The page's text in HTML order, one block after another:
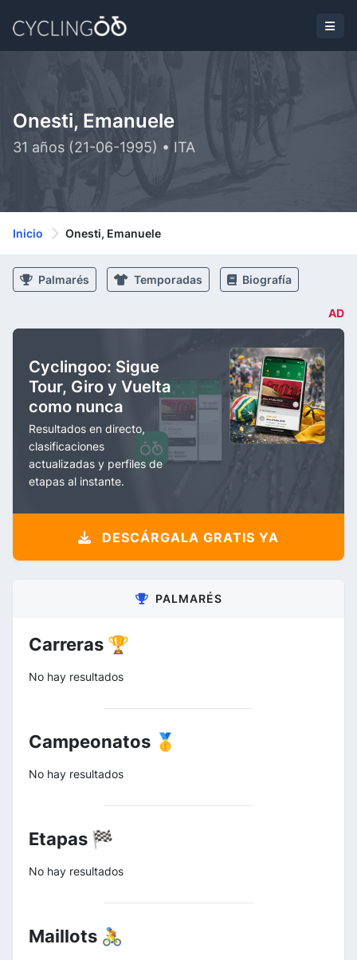
Onesti, Emanuele
31 años (21-06-1995) • ITA
Inicio Onesti, Emanuele
Palmarés Temporadas Biografía
AD
Cyclingoo: Sigue
Tour, Giro y Vuelta
como nunca
Resultados en directo,
clasificaciones
actualizadas y perfiles de
etapas al instante.
DESCÁRGALA GRATIS YA
PALMARÉS
Carreras 🏆
No hay resultados
Campeonatos 🥇
No hay resultados
Etapas 🏁
No hay resultados
Maillots 🚴